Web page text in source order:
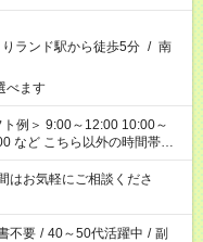
ランド駅から徒歩5分 / 南
べます
時間帯も
お気軽にご相談くださ
不要 / 40～50代活躍中 / 副